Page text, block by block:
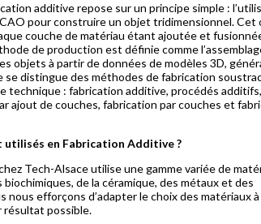
additive repose sur un principe simple :
pour construire un objet tridimensionnel.
couche de matériau étant ajoutée et
de production est définie comme
objets à partir de données de modèles 3D,
se distingue des méthodes de fabrication
technique : fabrication additive, procédés
ajout de couches, fabrication par couches et
utilisés en Fabrication Additive ?
Tech-Alsace utilise une gamme variée de
de la céramique, des métaux et des
nous efforçons d’adapter le choix des matériaux
résultat possible.